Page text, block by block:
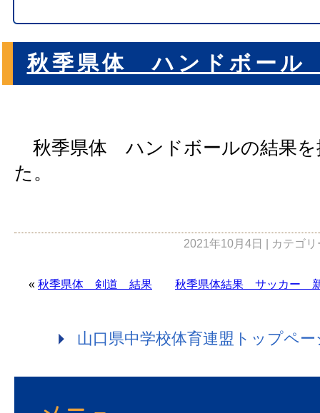
秋季県体 ハンドボー
秋季県体 ハンドボールの結果を
た。
2021年10月4日 | カテゴリ
« 秋季県体 剣道 結果 秋季県体結果 サッカー
山口県中学校体育連盟トップペ